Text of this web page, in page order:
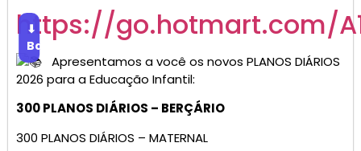
https://go.hotmart.com/
⬇
Baixar
Apresentamos a você os novos PLANOS DIÁRIOS
2026 para a Educação Infantil:
300 PLANOS DIÁRIOS – BERÇÁRIO
300 PLANOS DIÁRIOS – MATERNAL